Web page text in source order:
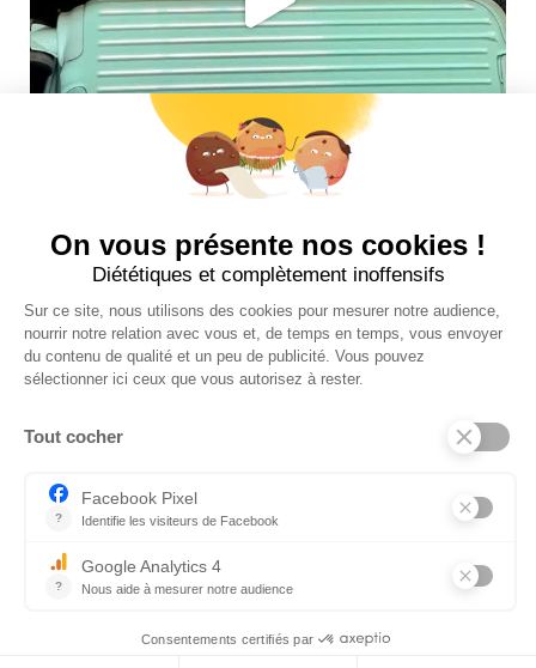
Suivez-nous sur insta !
INFOS UTILES
NOS BOUTIQUES
POLITIQUE DE COOKIES (UE)
Textez-nous !